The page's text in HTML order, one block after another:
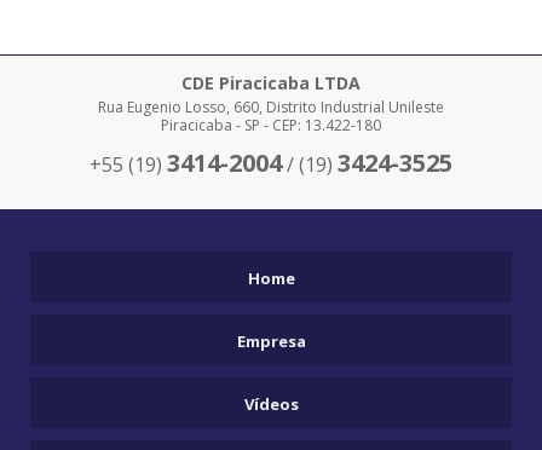
COMPRAR EMPILHADEIRA SKAM
COMPRAR MACACOS PARA REMOÇÃO
EMPILHADEIRA DE CONTROLE REMOTO
CDE Piracicaba LTDA
Rua Eugenio Losso, 660, Distrito Industrial Unileste
Piracicaba - SP - CEP: 13.422-180
+55 (19) 3414-2004/ (19) 3424-3525
Home
Empresa
Vídeos